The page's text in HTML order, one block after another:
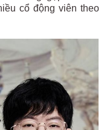
cổ động viên theo